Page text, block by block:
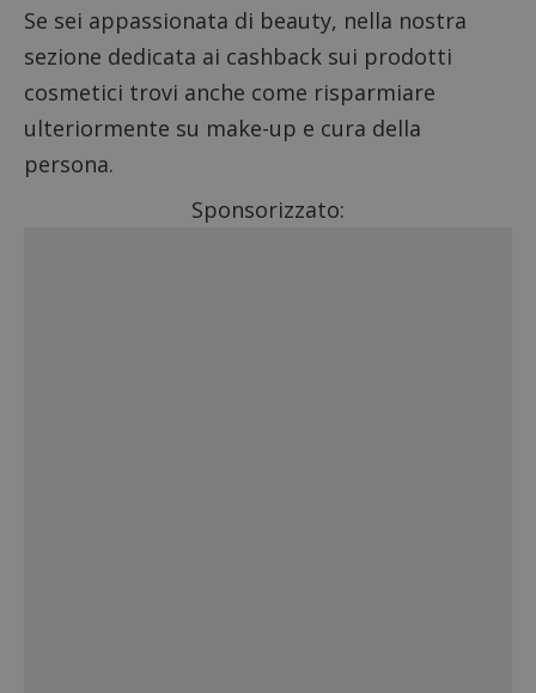
Se sei appassionata di beauty, nella nostra
sezione dedicata ai cashback sui prodotti
cosmetici trovi anche come risparmiare
ulteriormente su make-up e cura della
persona.
Sponsorizzato: